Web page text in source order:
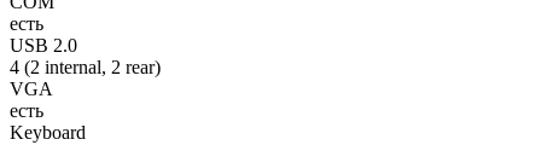
есть
USB 2.0
4 (2 internal, 2 rear)
VGA
есть
Keyboard